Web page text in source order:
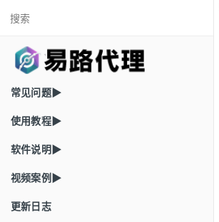
常见问题▶
使用教程▶
软件说明▶
视频案例▶
更新日志